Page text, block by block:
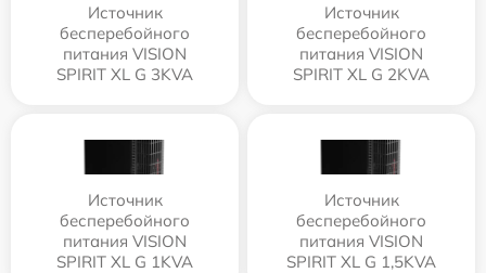
Источник
бесперебойного
питания VISION
SPIRIT XL G 3KVA
Источник
бесперебойного
питания VISION
SPIRIT XL G 2KVA
Источник
бесперебойного
питания VISION
SPIRIT XL G 1KVA
Источник
бесперебойного
питания VISION
SPIRIT XL G 1,5KVA